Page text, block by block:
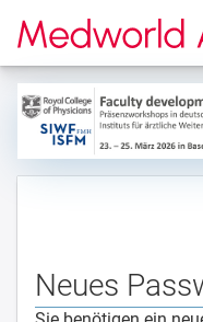
Zur Startseite
Neues